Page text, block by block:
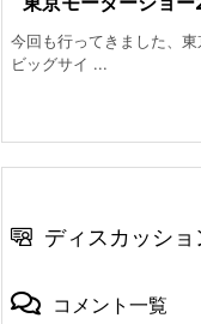
今回も行ってきました、
ビッグサイ ...
ディスカッショ
コメント一覧